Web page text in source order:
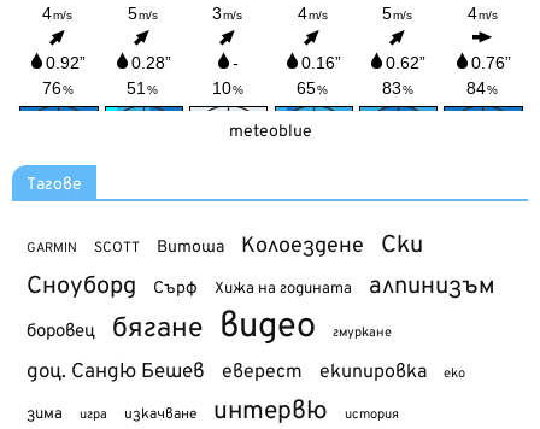
meteoblue
Тагове
GARMIN SCOTT Витоша Колоездене Ски
Сноуборд Сърф Хижа на годината алпинизъм
боровец бягане видео гмуркане
доц. Сандю Бешев еверест екипировка еко
зима игра изкачване интервю история